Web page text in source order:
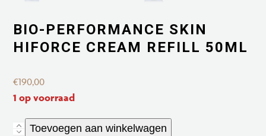
BIO-PERFORMANCE SKIN
HIFORCE CREAM REFILL 50ML
€190,00
1 op voorraad
Bio-Toevoegen aan winkelwagen